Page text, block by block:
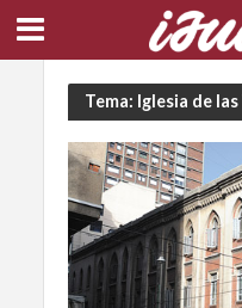
Tema: Iglesia de